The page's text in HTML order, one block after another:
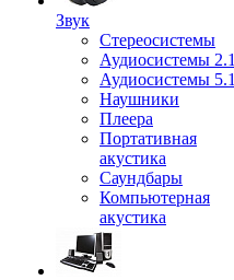
Звук
Стереосистемы
Аудиосистемы 2.1
Аудиосистемы 5.1
Наушники
Плеера
Портативная
акустика
Саундбары
Компьютерная
акустика